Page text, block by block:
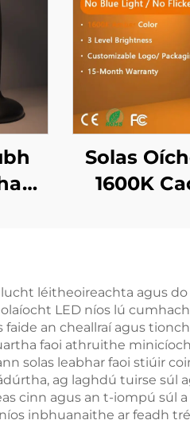
Solas
1600K
léitheoireachta agus
LED níos lú
an cheallraí agus
faoi athruithe
solas leabhar faoi stiúir
ag laghdú tuirse súl
cinn agus an t-iompú súl
inbhuanaithe ar feadh